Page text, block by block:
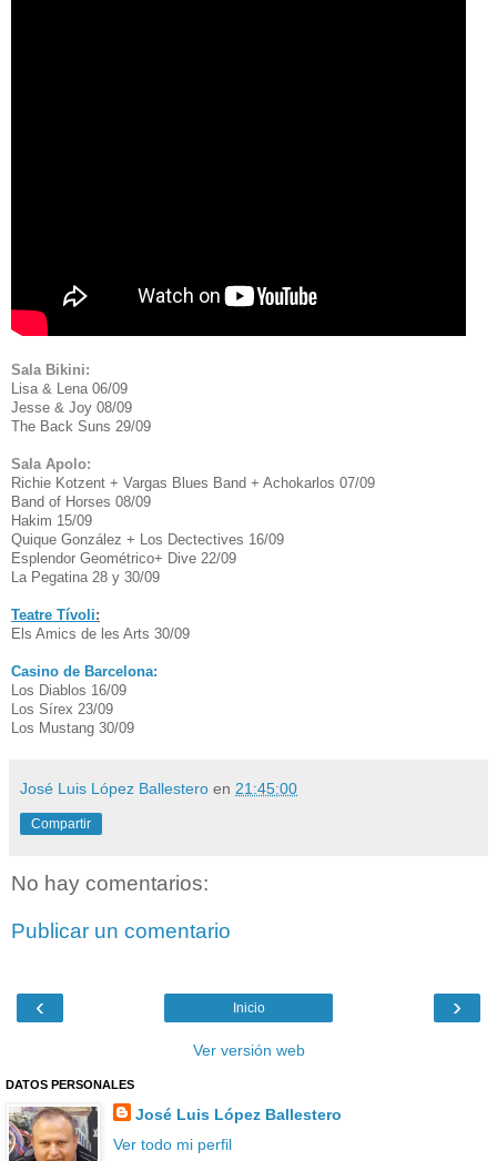
Sala Bikini:
Lisa & Lena 06/09
Jesse & Joy 08/09
The Back Suns 29/09
Sala Apolo:
Richie Kotzent + Vargas Blues Band + Achokarlos 07/09
Band of Horses 08/09
Hakim 15/09
Quique González + Los Dectectives 16/09
Esplendor Geométrico+ Dive 22/09
La Pegatina 28 y 30/09
Teatre Tívoli:
Els Amics de les Arts 30/09
Casino de Barcelona:
Los Diablos 16/09
Los Sírex 23/09
Los Mustang 30/09
José Luis López Ballestero en 21:45:00
Compartir
No hay comentarios:
Publicar un comentario
‹ ›
Inicio
Ver versión web
DATOS PERSONALES
José Luis López Ballestero
Ver todo mi perfil